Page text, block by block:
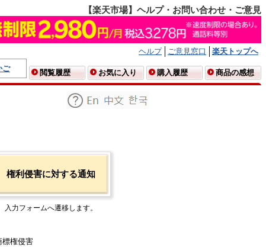
【楽天市場】ヘルプ・お問い合わせ・ご意見
ヘルプ ご意見窓口
楽天トップへ
ご
閲覧履歴 お気に入り 購入履歴 商品の感想
権利侵害に対する通知
入力フォームへ遷移します。
標権侵害